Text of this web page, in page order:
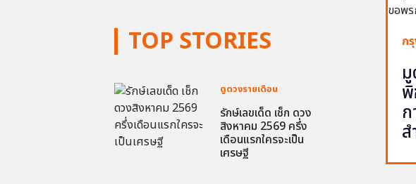
TOP STORIES
ดูดวงรายเดือน
รักษ์เลขเด็ด เช็ก ดวง
สิงหาคม 2569 ครึ่ง
เดือนแรกใครจะเป็น
เศรษฐี
ก
ส